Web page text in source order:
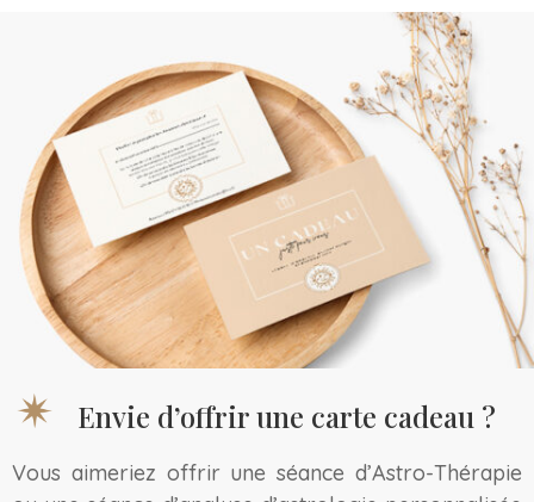
Envie d’offrir une carte cadeau ?
Vous aimeriez offrir une séance d’Astro-Thérapie